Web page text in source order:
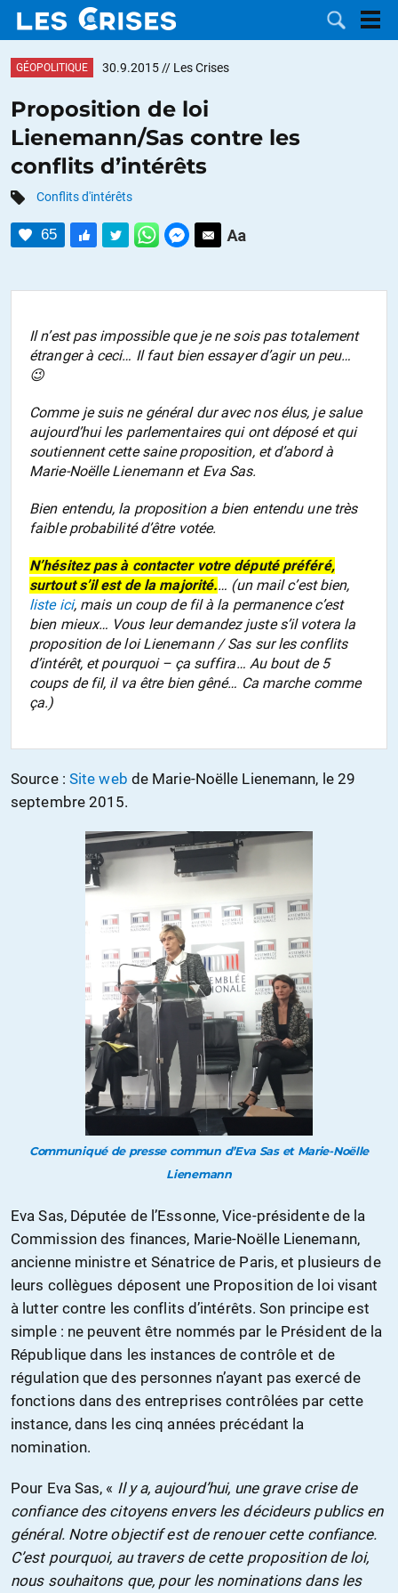
DOSSIERS
CATÉGORIES
MOTS CLÉS
NOUS
CONTACTER
FAIRE UN
GÉOPOLITIQUE 30.9.2015 // Les Crises
Proposition de loi
Lienemann/Sas contre les
conflits d’intérêts
Conflits d'intérêts
65
Il n’est pas impossible que je ne sois pas totalement
étranger à ceci… Il faut bien essayer d’agir un peu…
😉
Comme je suis ne général dur avec nos élus, je salue
aujourd’hui les parlementaires qui ont déposé et qui
soutiennent cette saine proposition, et d’abord à
Marie-Noëlle Lienemann et Eva Sas.
Bien entendu, la proposition a bien entendu une très
faible probabilité d’être votée.
N’hésitez pas à contacter votre député préféré,
surtout s’il est de la majorité.… (un mail c’est bien,
liste ici, mais un coup de fil à la permanence c’est
bien mieux… Vous leur demandez juste s’il votera la
proposition de loi Lienemann / Sas sur les conflits
d’intérêt, et pourquoi – ça suffira… Au bout de 5
coups de fil, il va être bien gêné… Ca marche comme
ça.)
Source : Site web de Marie-Noëlle Lienemann, le 29
septembre 2015.
Communiqué de presse commun d’Eva Sas et Marie-Noëlle
Lienemann
Eva Sas, Députée de l’Essonne, Vice-présidente de la
Commission des finances, Marie-Noëlle Lienemann,
ancienne ministre et Sénatrice de Paris, et plusieurs de
leurs collègues déposent une Proposition de loi visant
à lutter contre les conflits d’intérêts. Son principe est
simple : ne peuvent être nommés par le Président de la
République dans les instances de contrôle et de
régulation que des personnes n’ayant pas exercé de
fonctions dans des entreprises contrôlées par cette
instance, dans les cinq années précédant la
nomination.
Pour Eva Sas, « Il y a, aujourd’hui, une grave crise de
confiance des citoyens envers les décideurs publics en
général. Notre objectif est de renouer cette confiance.
C’est pourquoi, au travers de cette proposition de loi,
nous souhaitons que, pour les nominations dans les